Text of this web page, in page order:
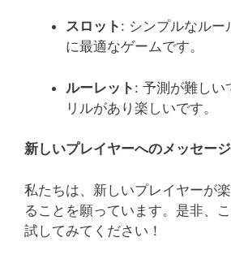
スロット : シンプルなルー
に最適なゲームです。
ルーレット : 予測が難しい
リルがあり楽しいです。
新しいプレイヤーへのメッセー
私たちは、新しいプレイヤーが
ることを願っています。是非、
試してみてください！